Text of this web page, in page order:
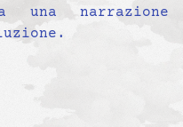
una narrazione